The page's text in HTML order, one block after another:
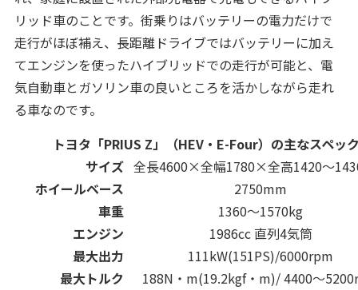
リッド車のことです。街乗りはバッテリーの電力だけで
走行がほぼ補え、長距離ドライブではバッテリーに加え
てエンジンを使ったハイブリッドでの走行が可能と、電
気自動車とガソリン車の良いところを活かしながら走れ
る車なのです。
トヨタ「PRIUS Z」（HEV・E-Four）の主なスペッ
サイズ 全長4600×全幅1780×全高1420～
ホイールベース
2750mm
車重
1360～1570kg
エンジン
1986cc 直列4気筒
最大出力
111kW(151PS)/6000rpm
最大トルク
188N・m(19.2kgf・m)/ 4400～